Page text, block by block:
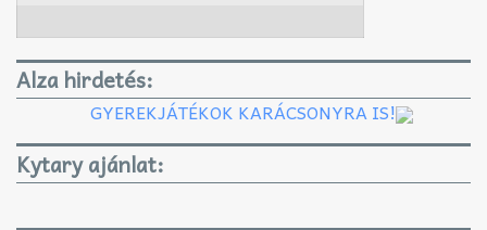
Alza hirdetés:
GYEREKJÁTÉKOK KARÁCSONYRA IS!
Kytary ajánlat: